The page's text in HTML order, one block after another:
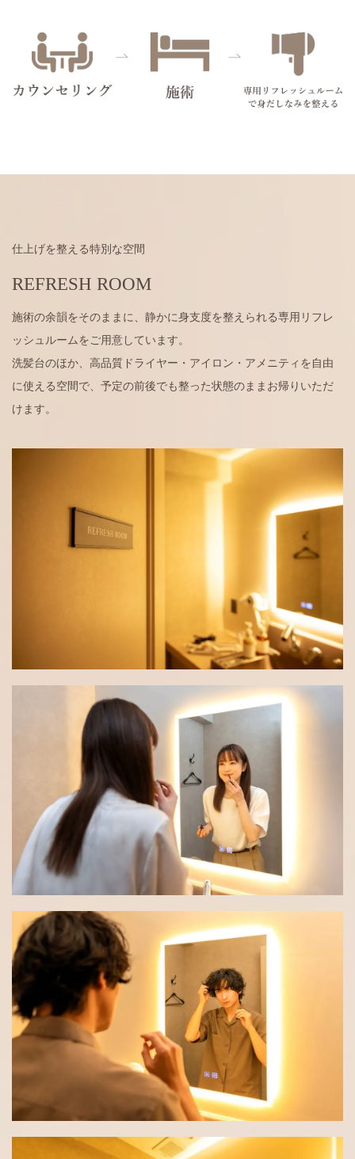
仕上げを整える特別な空間
REFRESH ROOM
施術の余韻をそのままに、静かに身支度を整えられる専用リフレ
ッシュルームをご用意しています。
洗髪台のほか、高品質ドライヤー・アイロン・アメニティを自由
に使える空間で、予定の前後でも整った状態のままお帰りいただ
けます。